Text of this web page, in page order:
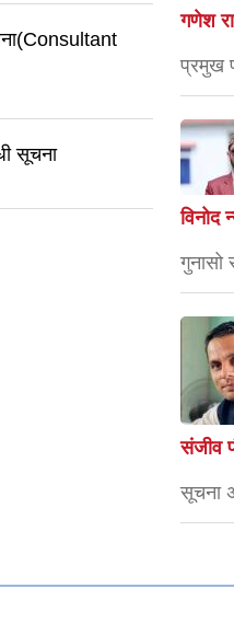
सूचना
गणेश
प्रमुख
विनोद
गुनासो
संजीव
सूचना